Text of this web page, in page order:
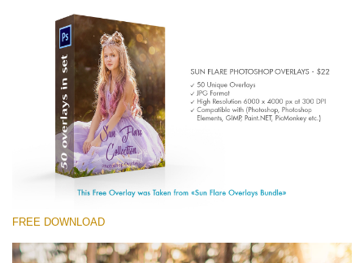
Entire Collection
(1783 Overlays)
Large 6000*4000px
Download Gratuito
FREE DOWNLOAD